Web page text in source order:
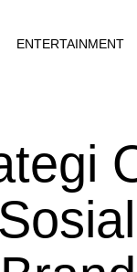
ENTERTAINMENT